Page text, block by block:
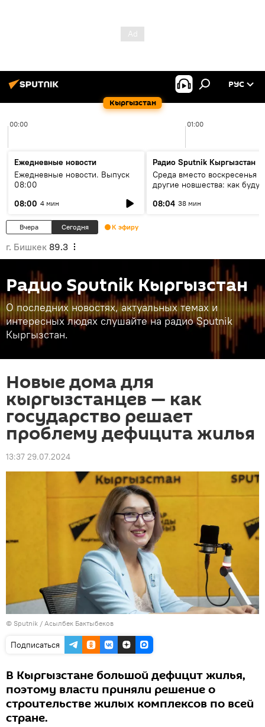
Кыргызстан
РУС
00:00 01:00
Ежедневные новости
Ежедневные новости. Выпуск
08:00
08:00 4 мин
Радио Sputnik Кыргызстан
Среда вместо воскресенья и
другие новшества: как будут
08:04 38 мин
Вчера Сегодня К эфиру
г. Бишкек 89.3
Радио Sputnik Кыргызстан
О последних новостях, актуальных темах и
интересных людях слушайте на радио Sputnik
Кыргызстан.
Новые дома для
кыргызстанцев — как
государство решает
проблему дефицита жилья
13:37 29.07.2024
© Sputnik / Асылбек Бактыбеков
Подписаться
В Кыргызстане большой дефицит жилья,
поэтому власти приняли решение о
строительстве жилых комплексов по всей
стране.